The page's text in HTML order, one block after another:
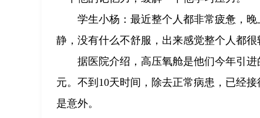
学生小杨：最近整个人都非常疲惫，
静，没有什么不舒服，出来感觉整个人都
据医院介绍，高压氧舱是他们今年引
元。不到10天时间，除去正常病患，已经
是意外。